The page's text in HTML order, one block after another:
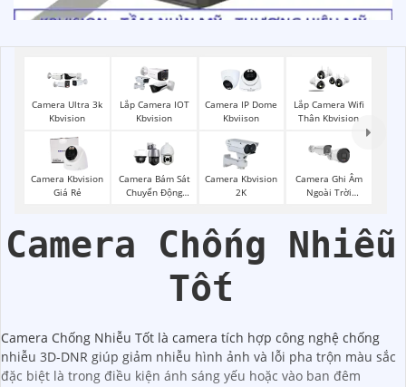
Camera Ultra 3k
Kbvision
Lắp Camera IOT
Kbvision
Camera IP Dome
Kbviison
Lắp Camera Wifi
Thân Kbvision
Camera Kbvision
Giá Rẻ
Camera Bám Sát
Chuyển Động
Camera Kbvision
2K
Camera Ghi Âm
Ngoài Trời
Camera Chống Nhiễu
Tốt
Camera Chống Nhiễu Tốt là camera tích hợp công nghệ chống
nhiễu 3D-DNR giúp giảm nhiễu hình ảnh và lỗi pha trộn màu sắc
đặc biệt là trong điều kiện ánh sáng yếu hoặc vào ban đêm